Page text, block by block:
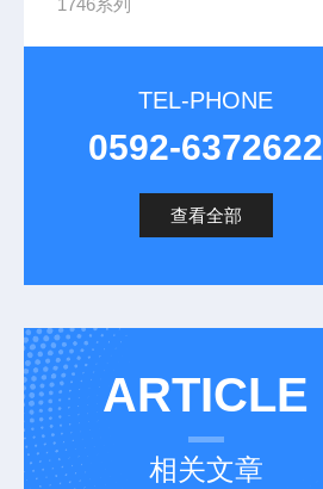
1746系列
TEL-PHONE
0592-6372622
查看全部
ARTICLE
相关文章